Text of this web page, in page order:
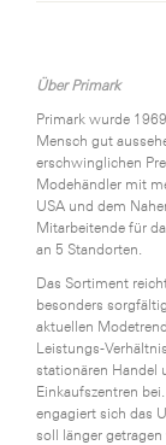
Über Primark
Primark wurde
Mensch gut
erschwinglichen
Modehändler mit
USA und dem
Mitarbeitende für
an 5 Standorten.
Das Sortiment
besonders
aktuellen
Leistungs-
stationären Handel
Einkaufszentren
engagiert sich das
soll länger